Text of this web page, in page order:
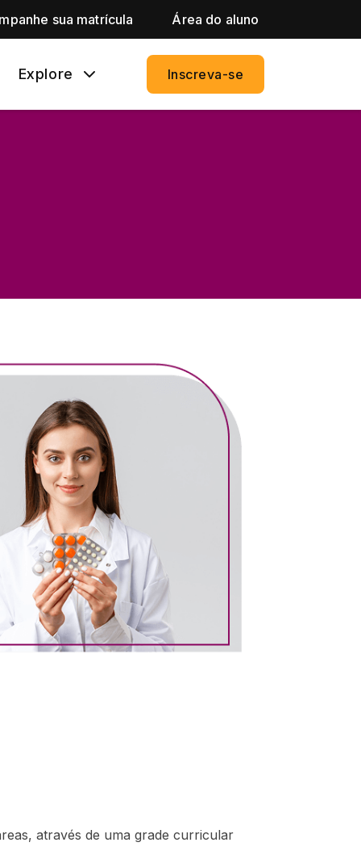
sua matrícula Área do aluno
Explore Inscreva-se
através de uma grade curricular